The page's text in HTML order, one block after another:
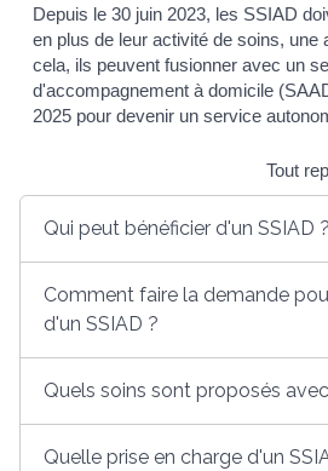
Depuis le 30 juin 2023, les SSIAD
en plus de leur activité de soins, une
cela, ils peuvent fusionner avec un
d'accompagnement à domicile
2025 pour devenir un service
Tout
Qui peut bénéficier d'un SSIAD ?
Comment faire la demande
d'un SSIAD ?
Quels soins sont proposés
Quelle prise en charge d'un